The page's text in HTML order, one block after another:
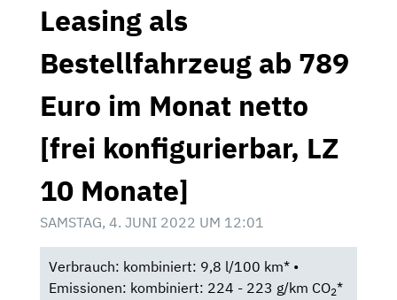
Leasing als
Bestellfahrzeug ab 789
Euro im Monat netto
[frei konfigurierbar, LZ
10 Monate]
SAMSTAG, 4. JUNI 2022 UM 12:01
Verbrauch: kombiniert: 9,8 l/100 km* •
Emissionen: kombiniert: 224 - 223 g/km CO2*